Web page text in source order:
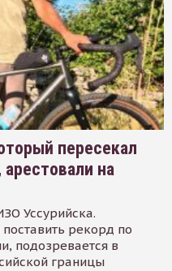
пересекал
на
Уссурийска.
рекорд по
подозревается в
границы